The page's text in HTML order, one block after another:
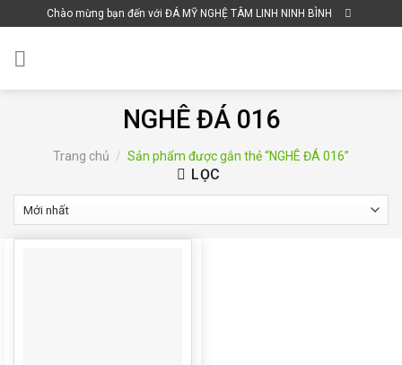
to
content
Chào mừng bạn đến với ĐÁ MỸ NGHỆ TÂM LINH NINH BÌNH
NGHÊ ĐÁ 016
Trang chủ / Sản phẩm được gắn thẻ “NGHÊ ĐÁ 016”
LỌC